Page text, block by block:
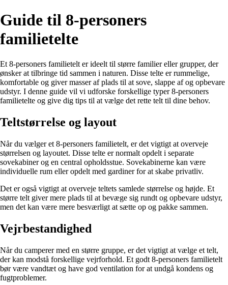
Guide til 8-personers
familietelte
Et 8-personers familietelt er ideelt til større familier eller grupper, der
ønsker at tilbringe tid sammen i naturen. Disse telte er rummelige,
komfortable og giver masser af plads til at sove, slappe af og opbevare
udstyr. I denne guide vil vi udforske forskellige typer 8-personers
familietelte og give dig tips til at vælge det rette telt til dine behov.
Teltstørrelse og layout
Når du vælger et 8-personers familietelt, er det vigtigt at overveje
størrelsen og layoutet. Disse telte er normalt opdelt i separate
sovekabiner og en central opholdsstue. Sovekabinerne kan være
individuelle rum eller opdelt med gardiner for at skabe privatliv.
Det er også vigtigt at overveje teltets samlede størrelse og højde. Et
større telt giver mere plads til at bevæge sig rundt og opbevare udstyr,
men det kan være mere besværligt at sætte op og pakke sammen.
Vejrbestandighed
Når du camperer med en større gruppe, er det vigtigt at vælge et telt,
der kan modstå forskellige vejrforhold. Et godt 8-personers familietelt
bør være vandtæt og have god ventilation for at undgå kondens og
fugtproblemer.